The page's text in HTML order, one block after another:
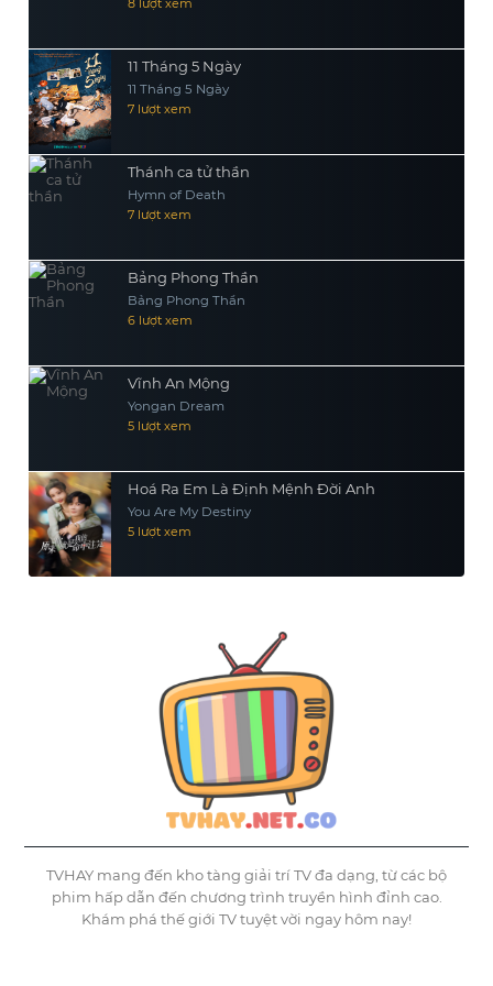
8 lượt xem
11 Tháng 5 Ngày
11 Tháng 5 Ngày
7 lượt xem
Thánh ca tử thần
Hymn of Death
7 lượt xem
Bảng Phong Thần
Bảng Phong Thần
6 lượt xem
Vĩnh An Mộng
Yongan Dream
5 lượt xem
Hoá Ra Em Là Định Mệnh Đời Anh
You Are My Destiny
5 lượt xem
TVHAY mang đến kho tàng giải trí TV đa dạng, từ các bộ
phim hấp dẫn đến chương trình truyền hình đỉnh cao.
Khám phá thế giới TV tuyệt vời ngay hôm nay!